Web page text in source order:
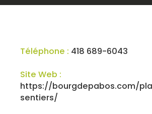
Téléphone : 418 689-6043
Site Web :
https://bourgdepabos.com/
sentiers/